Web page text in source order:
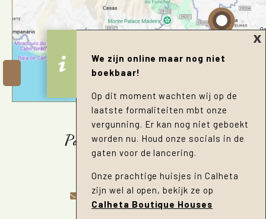
Pomar Nature Escape
Vereda do Pomar 12
9125-154 Canico
info@pomarmadeira.com
We zijn online maar nog niet
boekbaar!
Op dit moment wachten wij op de
laatste formaliteiten mbt onze
vergunning. Er kan nog niet geboekt
worden nu. Houd onze socials in de
gaten voor de lancering.
Onze prachtige huisjes in Calheta
zijn wel al open, bekijk ze op
Calheta Boutique Houses